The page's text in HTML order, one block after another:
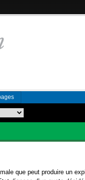
que peut produire un